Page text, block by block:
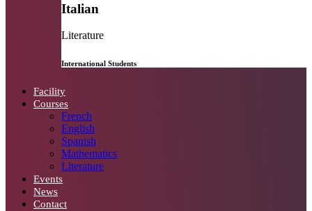
Italian
Literature
International Students
Facility
Courses
French
English
Spanish
Mathematics
Literature
Events
News
Contact